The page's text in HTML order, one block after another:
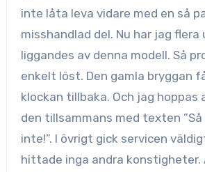
inte låta leva vidare med en så
misshandlad del. Nu har jag flera
liggandes av denna modell. Så
enkelt löst. Den gamla bryggan
klockan tillbaka. Och jag hoppas
den tillsammans med texten ”Så
inte!”. I övrigt gick servicen
hittade inga andra konstigheter.